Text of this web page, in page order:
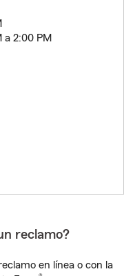
a 2:00 PM
reclamo?
en línea o con la